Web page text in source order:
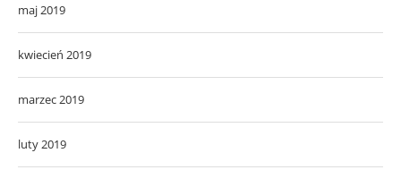
maj 2019
kwiecień 2019
marzec 2019
luty 2019